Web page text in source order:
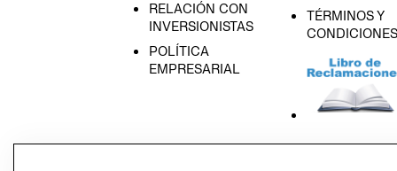
RELACIÓN CON
INVERSIONISTAS
POLÍTICA
EMPRESARIAL
TÉRMINOS Y
CONDICIONES